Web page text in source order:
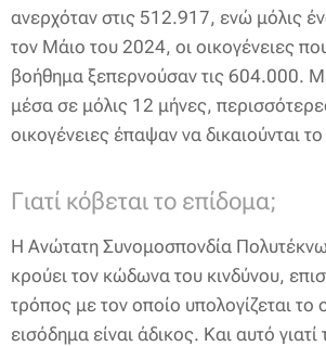
ανερχόταν στις 512.917, ενώ μόλις
τον Μάιο του 2024, οι οικογένειες
βοήθημα ξεπερνούσαν τις 604.000.
μέσα σε μόλις 12 μήνες,
οικογένειες έπαψαν να δικαιούνται
Γιατί κόβεται το επίδομα;
Η Ανώτατη Συνομοσπονδία
κρούει τον κώδωνα του κινδύνου,
τρόπος με τον οποίο υπολογίζεται το
εισόδημα είναι άδικος. Και αυτό γιατί